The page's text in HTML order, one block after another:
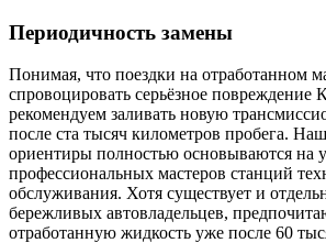
Периодичность замены
Понимая, что поездки на отработанном
спровоцировать серьёзное
рекомендуем заливать новую
после ста тысяч километров пробега.
ориентиры полностью основываются на
профессиональных мастеров станций
обслуживания. Хотя существует и
бережливых автовладельцев,
отработанную жидкость уже после 60